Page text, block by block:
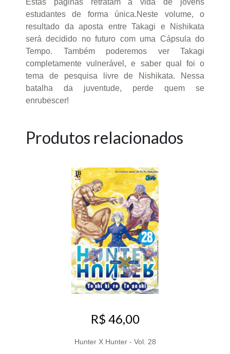
estudantes de forma única.Neste volume, o
resultado da aposta entre Takagi e Nishikata
será decidido no futuro com uma Cápsula do
Tempo. Também poderemos ver Takagi
completamente vulnerável, e saber qual foi o
tema de pesquisa livre de Nishikata. Nessa
batalha da juventude, perde quem se
enrubescer!
Produtos relacionados
R$ 46,00
Hunter X Hunter - Vol. 28